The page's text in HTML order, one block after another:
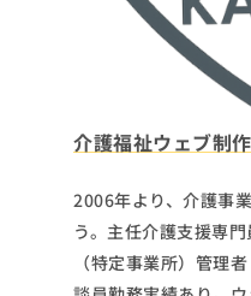
介護福祉ウェブ制
2006年より、介護事
う。主任介護支援専
（特定事業所）管理